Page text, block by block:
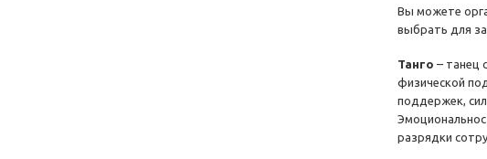
Вы можете
выбрать для
Танго – танец
физической
поддержек,
разрядки